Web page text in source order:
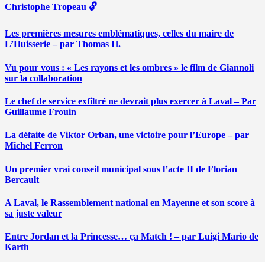
Christophe Tropeau 🔓
Les premières mesures emblématiques, celles du maire de
L’Huisserie – par Thomas H.
Vu pour vous : « Les rayons et les ombres » le film de Giannoli
sur la collaboration
Le chef de service exfiltré ne devrait plus exercer à Laval – Par
Guillaume Frouin
La défaite de Viktor Orban, une victoire pour l’Europe – par
Michel Ferron
Un premier vrai conseil municipal sous l’acte II de Florian
Bercault
A Laval, le Rassemblement national en Mayenne et son score à
sa juste valeur
Entre Jordan et la Princesse… ça Match ! – par Luigi Mario de
Karth